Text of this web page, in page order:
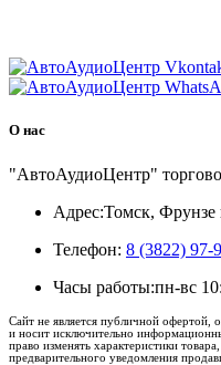
О нас
"АвтоАудиоЦентр"
Адрес:Томск, Фрунзе
Телефон: 8 (3822) 97-
Часы работы:пн-вс
Сайт не является публичной
и носит исключительно
право изменять характеристики
предварительного уведомления